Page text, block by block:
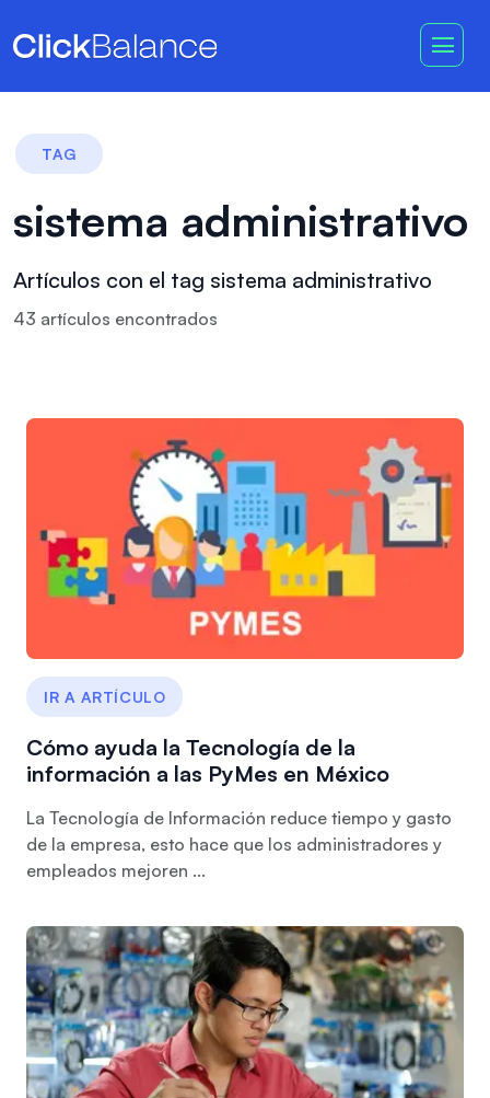
TAG
sistema administrativo
Artículos con el tag sistema administrativo
43 artículos encontrados
IR A ARTÍCULO
Cómo ayuda la Tecnología de la
información a las PyMes en México
La Tecnología de Información reduce tiempo y gasto
de la empresa, esto hace que los administradores y
empleados mejoren ...